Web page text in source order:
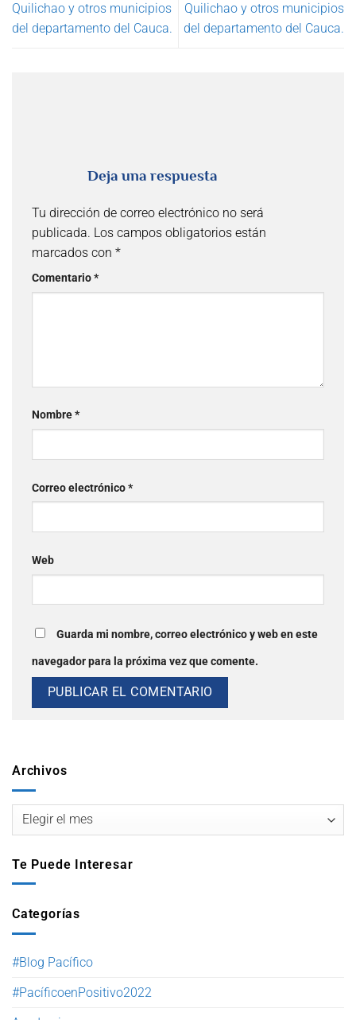
Archivos
Te Puede Interesar
Categorías
#Blog Pacífico
#PacíficoenPositivo2022
Quilichao y otros municipios
del departamento del Cauca.
Quilichao y otros municipios
del departamento del Cauca.
Deja una respuesta
Tu dirección de correo electrónico no será
publicada. Los campos obligatorios están
marcados con *
Comentario*
Nombre*
Correo electrónico*
Web
Guarda mi nombre, correo electrónico y web en este
navegador para la próxima vez que comente.